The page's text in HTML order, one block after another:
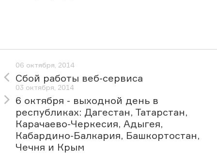
06 октября, 2014
Сбой работы веб-сервиса
03 октября, 2014
6 октября - выходной день в
республиках: Дагестан, Татарстан,
Карачаево-Черкесия, Адыгея,
Кабардино-Балкария, Башкортостан,
Чечня и Крым